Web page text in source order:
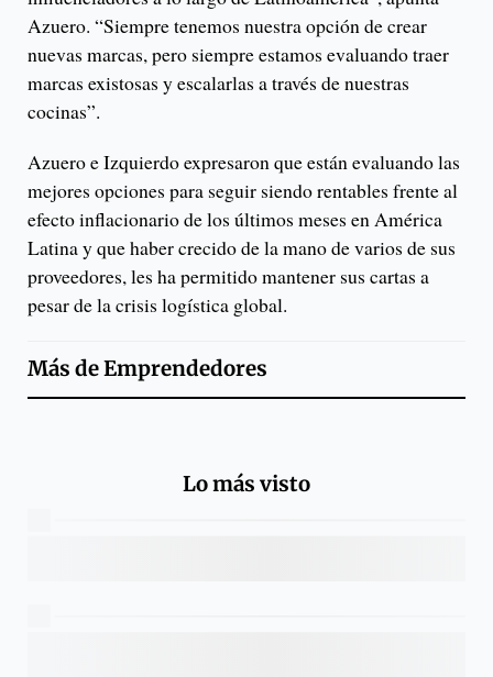
Azuero. “Siempre tenemos nuestra opción de crear
nuevas marcas, pero siempre estamos evaluando traer
marcas existosas y escalarlas a través de nuestras
cocinas”.
Azuero e Izquierdo expresaron que están evaluando las
mejores opciones para seguir siendo rentables frente al
efecto inflacionario de los últimos meses en América
Latina y que haber crecido de la mano de varios de sus
proveedores, les ha permitido mantener sus cartas a
pesar de la crisis logística global.
Más deEmprendedores
Lo más visto